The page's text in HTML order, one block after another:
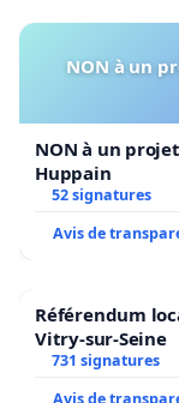
NON à un
NON à un
Huppain
52 signatures
Avis de
Référendum
Vitry-sur-Seine
731 signatures